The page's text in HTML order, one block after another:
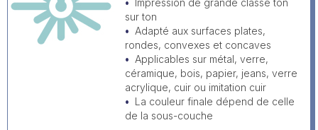
Impression de grande classe ton
sur ton
Adapté aux surfaces plates,
rondes, convexes et concaves
Applicables sur métal, verre,
céramique, bois, papier, jeans, verre
acrylique, cuir ou imitation cuir
La couleur finale dépend de celle
de la sous-couche